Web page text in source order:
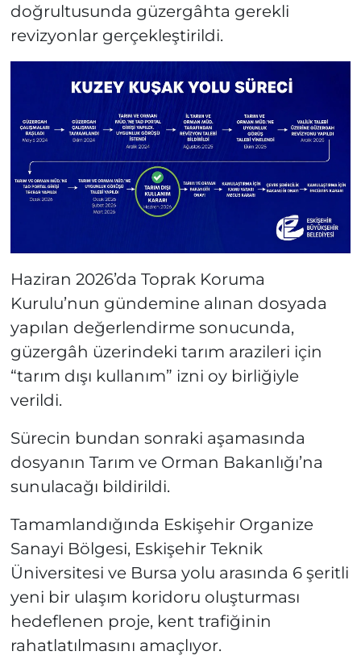
doğrultusunda güzergâhta gerekli
revizyonlar gerçekleştirildi.
Haziran 2026’da Toprak Koruma
Kurulu’nun gündemine alınan dosyada
yapılan değerlendirme sonucunda,
güzergâh üzerindeki tarım arazileri için
“tarım dışı kullanım” izni oy birliğiyle
verildi.
Sürecin bundan sonraki aşamasında
dosyanın Tarım ve Orman Bakanlığı’na
sunulacağı bildirildi.
Tamamlandığında Eskişehir Organize
Sanayi Bölgesi, Eskişehir Teknik
Üniversitesi ve Bursa yolu arasında 6 şeritli
yeni bir ulaşım koridoru oluşturması
hedeflenen proje, kent trafiğinin
rahatlatılmasını amaçlıyor.